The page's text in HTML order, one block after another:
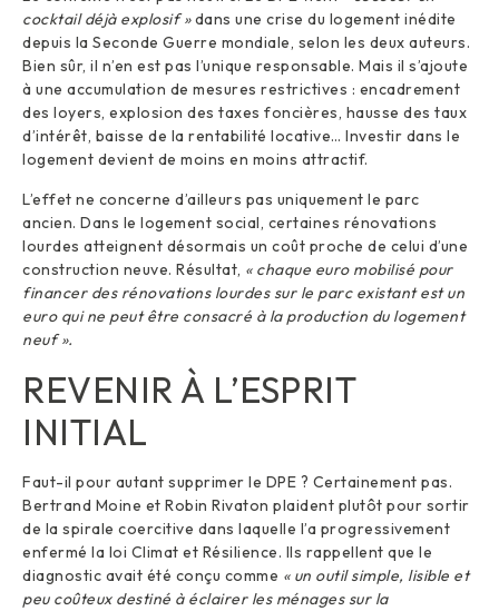
cocktail déjà explosif »dans une crise du logement inédite
depuis la Seconde Guerre mondiale, selon les deux auteurs.
Bien sûr, il n’en est pas l’unique responsable. Mais il s’ajoute
à une accumulation de mesures restrictives : encadrement
des loyers, explosion des taxes foncières, hausse des taux
d’intérêt, baisse de la rentabilité locative… Investir dans le
logement devient de moins en moins attractif.
L’effet ne concerne d’ailleurs pas uniquement le parc
ancien. Dans le logement social, certaines rénovations
lourdes atteignent désormais un coût proche de celui d’une
construction neuve. Résultat, « chaque euro mobilisé pour
financer des rénovations lourdes sur le parc existant est un
euro qui ne peut être consacré à la production du logement
neuf ».
REVENIR À L’ESPRIT
INITIAL
Faut-il pour autant supprimer le DPE ? Certainement pas.
Bertrand Moine et Robin Rivaton plaident plutôt pour sortir
de la spirale coercitive dans laquelle l’a progressivement
enfermé la loi Climat et Résilience. Ils rappellent que le
diagnostic avait été conçu comme « un outil simple, lisible et
peu coûteux destiné à éclairer les ménages sur la